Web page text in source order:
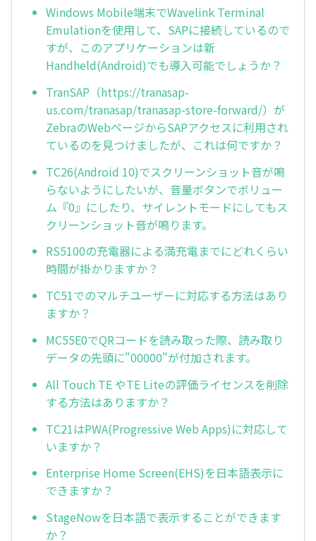
Windows Mobile端末でWavelink Terminal
Emulationを使用して、SAPに接続しているので
すが、このアプリケーションは新
Handheld(Android)でも導入可能でしょうか？
TranSAP（https://tranasap-
us.com/tranasap/tranasap-store-forward/）が
ZebraのWebページからSAPアクセスに利用され
ているのを見つけましたが、これは何ですか？
TC26(Android 10)でスクリーンショット音が鳴
らないようにしたいが、音量ボタンでボリュー
ム『0』にしたり、サイレントモードにしてもス
クリーンショット音が鳴ります。
RS5100の充電器による満充電までにどれくらい
時間が掛かりますか？
TC51でのマルチユーザーに対応する方法はあり
ますか？
MC55E0でQRコードを読み取った際、読み取り
データの先頭に"00000"が付加されます。
All Touch TE やTE Liteの評価ライセンスを削除
する方法はありますか？
TC21はPWA(Progressive Web Apps)に対応して
いますか？
Enterprise Home Screen(EHS)を日本語表示に
できますか？
StageNowを日本語で表示することができます
か？